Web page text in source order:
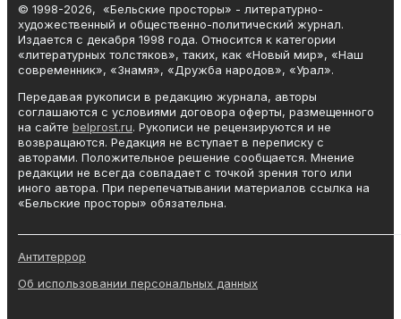
© 1998-2026, «Бельские просторы» - литературно-
художественный и общественно-политический журнал.
Издается с декабря 1998 года. Относится к категории
«литературных толстяков», таких, как «Новый мир», «Наш
современник», «Знамя», «Дружба народов», «Урал».
Передавая рукописи в редакцию журнала, авторы
соглашаются с условиями договора оферты, размещенного
на сайте belprost.ru. Рукописи не рецензируются и не
возвращаются. Редакция не вступает в переписку с
авторами. Положительное решение сообщается. Мнение
редакции не всегда совпадает с точкой зрения того или
иного автора. При перепечатывании материалов ссылка на
«Бельские просторы» обязательна.
Антитеррор
Об использовании персональных данных